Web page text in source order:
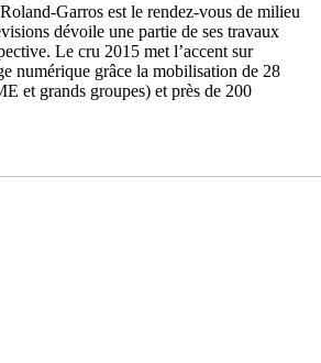
Garros est le rendez-vous de milieu
dévoile une partie de ses travaux
Le cru 2015 met l’accent sur
numérique grâce la mobilisation de 28
et grands groupes) et près de 200